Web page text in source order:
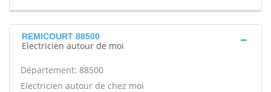
REMICOURT 88500
Electricien autour de moi
Département: 88500
Electricien autour de chez moi